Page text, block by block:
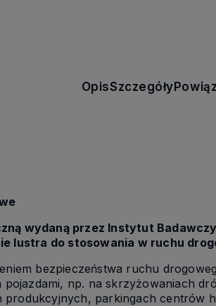
OpisSzczegóły
wydaną przez Instytut
lustra do stosowania w ruchu
bezpieczeństwa ruchu
np. na skrzyżowaniach
produkcyjnych, parkingach centrów